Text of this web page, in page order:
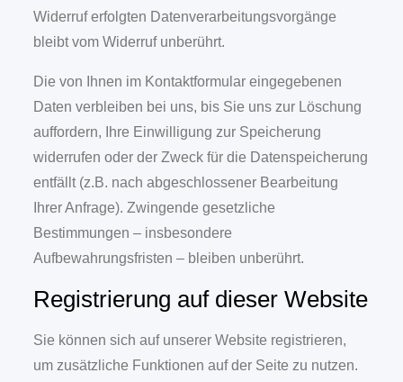
Widerruf erfolgten Datenverarbeitungsvorgänge
bleibt vom Widerruf unberührt.
Die von Ihnen im Kontaktformular eingegebenen
Daten verbleiben bei uns, bis Sie uns zur Löschung
auffordern, Ihre Einwilligung zur Speicherung
widerrufen oder der Zweck für die Datenspeicherung
entfällt (z.B. nach abgeschlossener Bearbeitung
Ihrer Anfrage). Zwingende gesetzliche
Bestimmungen – insbesondere
Aufbewahrungsfristen – bleiben unberührt.
Registrierung auf dieser Website
Sie können sich auf unserer Website registrieren,
um zusätzliche Funktionen auf der Seite zu nutzen.